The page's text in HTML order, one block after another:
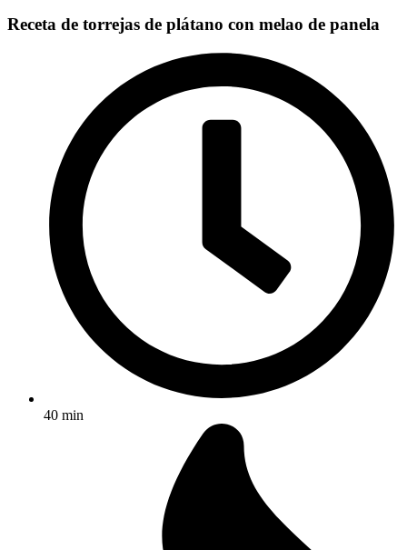
Receta de torrejas de plátano con melao de panela
40 min